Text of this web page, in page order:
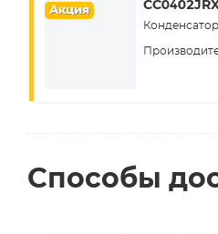
Акция
Способы